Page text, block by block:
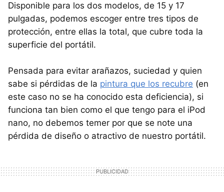
Disponible para los dos modelos, de 15 y 17
pulgadas, podemos escoger entre tres tipos de
protección, entre ellas la total, que cubre toda la
superficie del portátil.
Pensada para evitar arañazos, suciedad y quien
sabe si pérdidas de la pintura que los recubre (en
este caso no se ha conocido esta deficiencia), si
funciona tan bien como el que tengo para el iPod
nano, no debemos temer por que se note una
pérdida de diseño o atractivo de nuestro portátil.